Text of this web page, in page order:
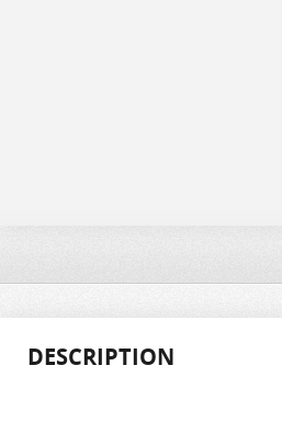
DESCRIPTION